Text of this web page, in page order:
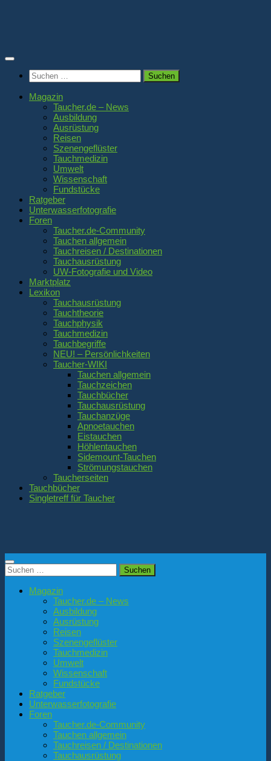
Suchen
nach:
Magazin
Taucher.de – News
Ausbildung
Ausrüstung
Reisen
Szenengeflüster
Tauchmedizin
Umwelt
Wissenschaft
Fundstücke
Ratgeber
Unterwasserfotografie
Foren
Taucher.de-Community
Tauchen allgemein
Tauchreisen / Destinationen
Tauchausrüstung
UW-Fotografie und Video
Marktplatz
Lexikon
Tauchausrüstung
Tauchtheorie
Tauchphysik
Tauchmedizin
Tauchbegriffe
NEU! – Persönlichkeiten
Taucher-WIKI
Tauchen allgemein
Tauchzeichen
Tauchbücher
Tauchausrüstung
Tauchanzüge
Apnoetauchen
Eistauchen
Höhlentauchen
Sidemount-Tauchen
Strömungstauchen
Taucherseiten
Tauchbücher
Singletreff für Taucher
Suchen
nach:
Magazin
Taucher.de – News
Ausbildung
Ausrüstung
Reisen
Szenengeflüster
Tauchmedizin
Umwelt
Wissenschaft
Fundstücke
Ratgeber
Unterwasserfotografie
Foren
Taucher.de-Community
Tauchen allgemein
Tauchreisen / Destinationen
Tauchausrüstung